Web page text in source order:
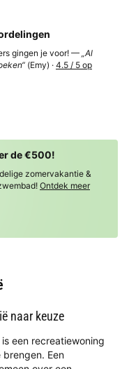
gingen je voor! — „Al
(Emy) · 4.5 / 5 op
de €500!
zomervakantie &
Ontdek meer
naar keuze
een recreatiewoning
Een